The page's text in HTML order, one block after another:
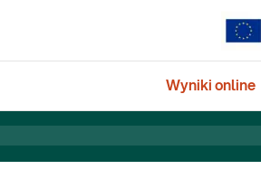
Wyniki online